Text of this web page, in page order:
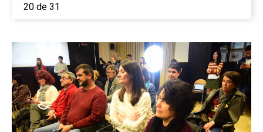
20 de 31